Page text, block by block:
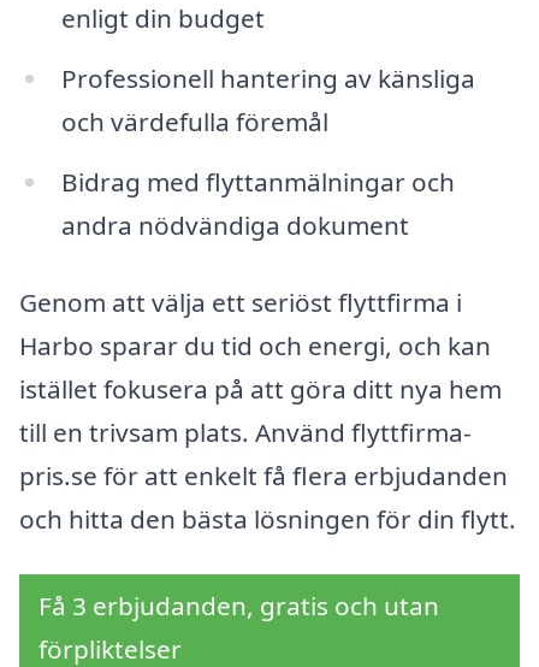
enligt din budget
Professionell hantering av känsliga
och värdefulla föremål
Bidrag med flyttanmälningar och
andra nödvändiga dokument
Genom att välja ett seriöst flyttfirma i
Harbo sparar du tid och energi, och kan
istället fokusera på att göra ditt nya hem
till en trivsam plats. Använd flyttfirma-
pris.se för att enkelt få flera erbjudanden
och hitta den bästa lösningen för din flytt.
Få 3 erbjudanden, gratis och utan
förpliktelser